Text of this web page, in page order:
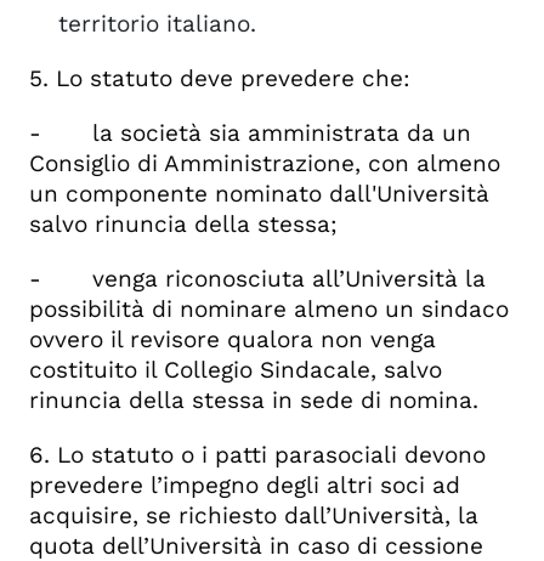
territorio italiano.
5. Lo statuto deve prevedere che:
- la società sia amministrata da un
Consiglio di Amministrazione, con almeno
un componente nominato dall'Università
salvo rinuncia della stessa;
- venga riconosciuta all’Università la
possibilità di nominare almeno un sindaco
ovvero il revisore qualora non venga
costituito il Collegio Sindacale, salvo
rinuncia della stessa in sede di nomina.
6. Lo statuto o i patti parasociali devono
prevedere l’impegno degli altri soci ad
acquisire, se richiesto dall’Università, la
quota dell’Università in caso di cessione